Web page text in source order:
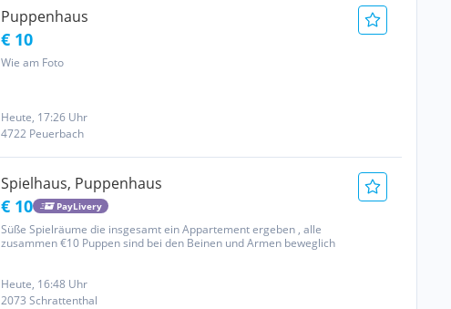
Puppenhaus
€ 10
Wie am Foto
Heute, 17:26 Uhr
4722 Peuerbach
Spielhaus, Puppenhaus
€ 10 PayLivery
Süße Spielräume die insgesamt ein Appartement ergeben , alle
zusammen €10 Puppen sind bei den Beinen und Armen beweglich
Heute, 16:48 Uhr
2073 Schrattenthal